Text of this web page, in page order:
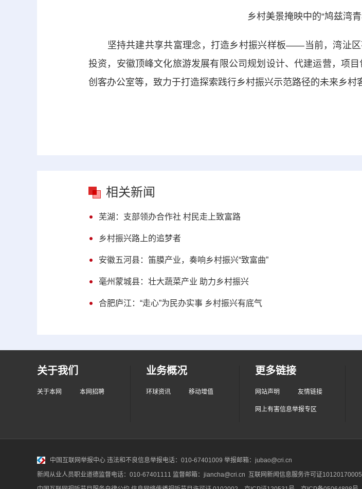
乡村美景掩映中的“鸠兹湾
坚持共建共享共富理念，打造乡村振兴样板——当前，湾沚区
投资，安徽顶峰文化旅游发展有限公司规划设计、代建运营，项
创客办公室等，致力于打造探索践行乡村振兴示范路径的未来乡村
相关新闻
芜湖：支部领办合作社 村民走上致富路
乡村振兴路上的追梦者
安徽五河县：笛膜产业，奏响乡村振兴“致富曲”
毫州蒙城县：壮大蔬菜产业 助力乡村振兴
合肥庐江：“走心”为民办实事 乡村振兴有底气
关于我们
关于本网 本网招聘
业务概况
环球资讯 移动增值
更多链接
网站声明 友情链接
网上有害信息举报专区
中国互联网举报中心 违法和不良信息举报电话：010-67401009 举报邮箱：jubao@cri.cn
新闻从业人员职业道德监督电话：010-67401111 监督邮箱：jiancha@cri.cn 互联网新闻信息服务许可证10120170005